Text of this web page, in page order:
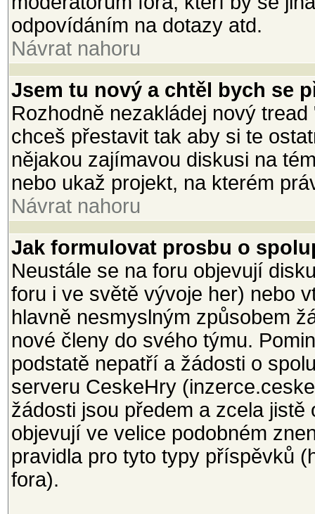
odpovídáním na dotazy atd.
Návrat nahoru
Jsem tu nový a chtěl bych se
Rozhodně nezakládej nový
chceš přestavit tak aby si te
nějakou zajímavou diskusi na
nebo ukaž projekt, na kterém
Návrat nahoru
Jak formulovat prosbu o
Neustále se na foru objevují
foru i ve světě vývoje her) nebo
hlavně nesmyslným způsobem
nové členy do svého týmu.
podstatě nepatří a žádosti o
serveru CeskeHry
žádosti jsou předem a zcela
objevují ve velice podobném
pravidla pro tyto typy příspěvků
fora).